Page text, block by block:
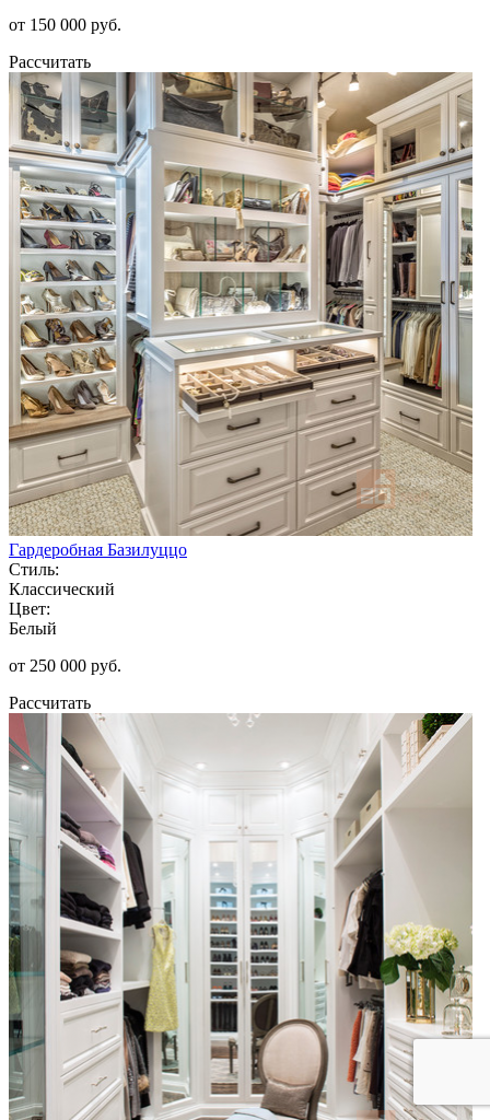
от 150 000 руб.
Рассчитать
Гардеробная Базилуццо
Стиль:
Классический
Цвет:
Белый
от 250 000 руб.
Рассчитать